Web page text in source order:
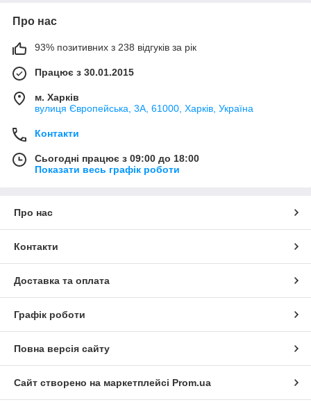
Про нас
93% позитивних з 238 відгуків за рік
Працює з 30.01.2015
м. Харків
вулиця Європейська, 3А, 61000, Харків, Україна
Контакти
Сьогодні працює з 09:00 до 18:00
Показати весь графік роботи
Про нас
Контакти
Доставка та оплата
Графік роботи
Повна версія сайту
Сайт створено на маркетплейсі Prom.ua